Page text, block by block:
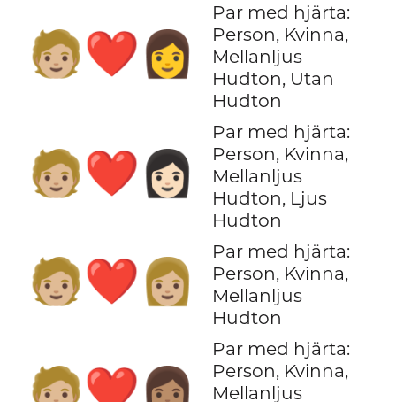
🧑🏼‍❤️‍👩
Par med hjärta:
Person, Kvinna,
Mellanljus
Hudton, Utan
Hudton
🧑🏼‍❤️‍👩🏻
Par med hjärta:
Person, Kvinna,
Mellanljus
Hudton, Ljus
Hudton
🧑🏼‍❤️‍👩🏼
Par med hjärta:
Person, Kvinna,
Mellanljus
Hudton
🧑🏼‍❤️‍👩🏽
Par med hjärta:
Person, Kvinna,
Mellanljus